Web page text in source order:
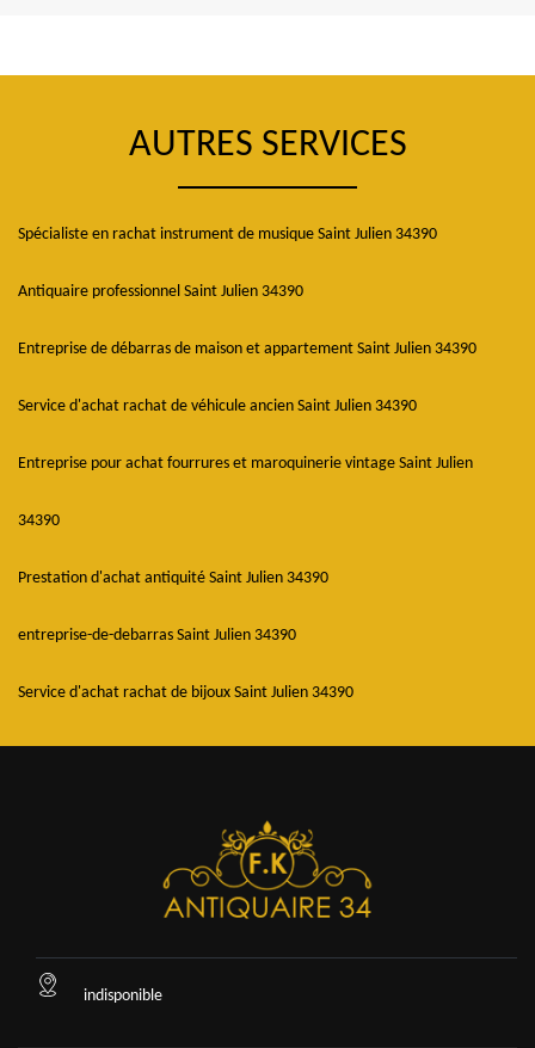
AUTRES SERVICES
Spécialiste en rachat instrument de musique Saint Julien 34390
Antiquaire professionnel Saint Julien 34390
Entreprise de débarras de maison et appartement Saint Julien 34390
Service d'achat rachat de véhicule ancien Saint Julien 34390
Entreprise pour achat fourrures et maroquinerie vintage Saint Julien
34390
Prestation d'achat antiquité Saint Julien 34390
entreprise-de-debarras Saint Julien 34390
Service d'achat rachat de bijoux Saint Julien 34390
indisponible